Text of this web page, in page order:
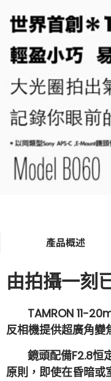
產品概述
由拍攝一刻
TAMRON 11-
反相機提供超廣角變
鏡頭配備F2.8恒定
原則，即使在昏暗或